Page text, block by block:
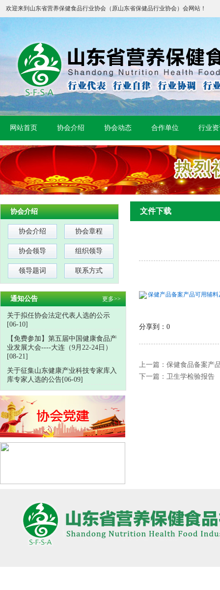
欢迎来到山东省营养保健食品行业协会（原山东省保健品行业协会）会网站！
网站首页 协会介绍 协会动态 合作单位 行业
协会介绍
协会介绍 协会章程
协会领导 组织领导
领导题词 联系方式
通知公告 更多>>
关于拟任协会法定代表人选的公示
[06-10]
【免费参加】第五届中国健康食品产
业发展大会----大连（9月22-24日）
[08-21]
关于征集山东健康产业科技专家库入
库专家人选的公告[06-09]
文件下载
保健产品备案产品可用辅
分享到： 0
上一篇： 保健食品备案产
下一篇：
卫生学检验报告